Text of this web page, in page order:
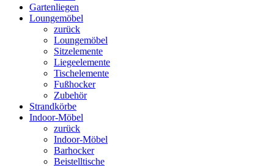
Gartenliegen
Loungemöbel
zurück
Loungemöbel
Sitzelemente
Liegeelemente
Tischelemente
Fußhocker
Zubehör
Strandkörbe
Indoor-Möbel
zurück
Indoor-Möbel
Barhocker
Beistelltische